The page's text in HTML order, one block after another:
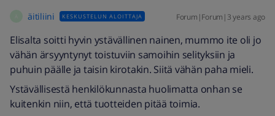
äitiliini KESKUSTELUN ALOITTAJA Forum|Forum|3 years ago
Elisalta soitti hyvin ystävällinen nainen, mummo ite oli jo
vähän ärsyyntynyt toistuviin samoihin selityksiin ja
puhuin päälle ja taisin kirotakin. Siitä vähän paha mieli.
Ystävällisestä henkilökunnasta huolimatta onhan se
kuitenkin niin, että tuotteiden pitää toimia.